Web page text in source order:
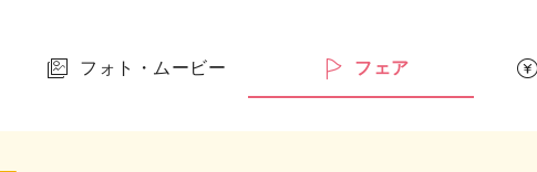
フォト・ムービー フェア